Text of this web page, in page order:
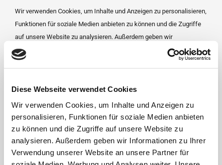
Diese Webseite verwendet Cookies
Wir verwenden Cookies, um Inhalte und Anzeigen zu
personalisieren, Funktionen für soziale Medien anbieten
zu können und die Zugriffe auf unsere Website zu
analysieren. Außerdem geben wir Informationen zu Ihrer
Verwendung unserer Website an unsere Partner für
Wir verwenden Cookies, um Inhalte und Anzeigen zu personalisieren,
Funktionen für soziale Medien anbieten zu können und die Zugriffe
auf unsere Website zu analysieren. Außerdem geben wir
Informationen zu Ihrer Verwendung unserer Website an unsere
Partner für soziale Medien, Werbung und Analysen weiter. Unsere
Daten zusammen, die Sie ihnen bereitgestellt haben oder die sie im
Rahmen Ihrer Nutzung der Dienste gesammelt haben. Technisch
notwendige Cookies werden auch bei der Auswahl
von ablehnen gesetzt. Weitere Infos finden Sie in
unseremDatenschutzhinweis.Impressum
Ihre Einwilligung trifft auf die folgenden Domains zu: